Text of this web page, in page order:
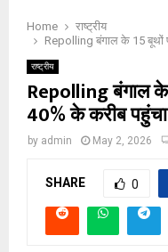
Home
राष्ट्रीय
Repolling बंगाल के 15 बूथों
राष्ट्रीय
Repolling बंगाल के
40% के करीब
by admin May 2, 2026
SHARE 0